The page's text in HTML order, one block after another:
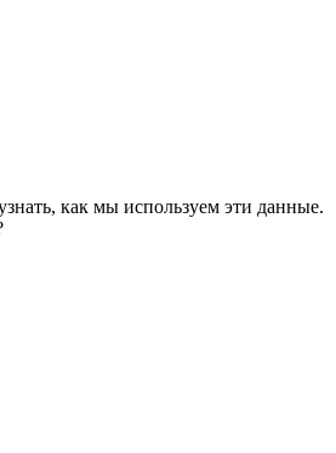
как мы используем эти данные.